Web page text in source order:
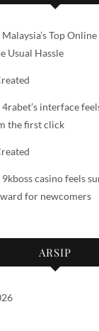
Top
Usual Hassle
interface
the first click
casino feels
for newcomers
ARSIP